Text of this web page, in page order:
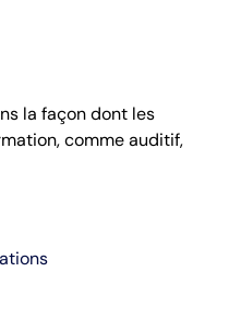
la façon dont les
comme auditif,